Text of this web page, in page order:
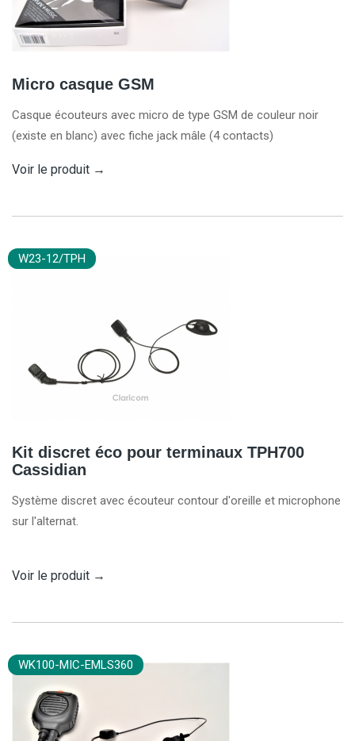
Micro casque GSM
Casque écouteurs avec micro de type GSM de couleur noir
(existe en blanc) avec fiche jack mâle (4 contacts)
Voir le produit →
W23-12/TPH
Kit discret éco pour terminaux TPH700
Cassidian
Système discret avec écouteur contour d'oreille et microphone
sur l'alternat.
Voir le produit →
WK100-MIC-EMLS360